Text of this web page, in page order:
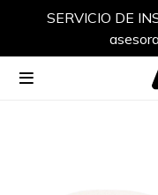
SERVICIO DE
